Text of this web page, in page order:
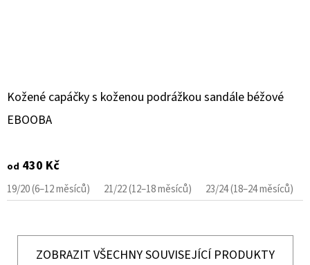
Kožené capáčky s koženou podrážkou sandále béžové
EBOOBA
od 430 Kč
19/20 (6–12 měsíců) 21/22 (12–18 měsíců) 23/24 (18–24 měsíců)
ZOBRAZIT VŠECHNY SOUVISEJÍCÍ PRODUKTY